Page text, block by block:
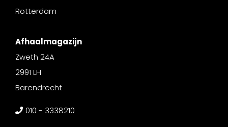
Rotterdam
Afhaalmagazijn
Zweth 24A
2991 LH
Barendrecht
010 - 3338210